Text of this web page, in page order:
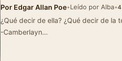
Por Edgar Allan Poe•Leído por Alba•
¿Qué decir de ella? ¿Qué decir de la torva conciencia, ese espectro en mi camino?
-Camberlayn…